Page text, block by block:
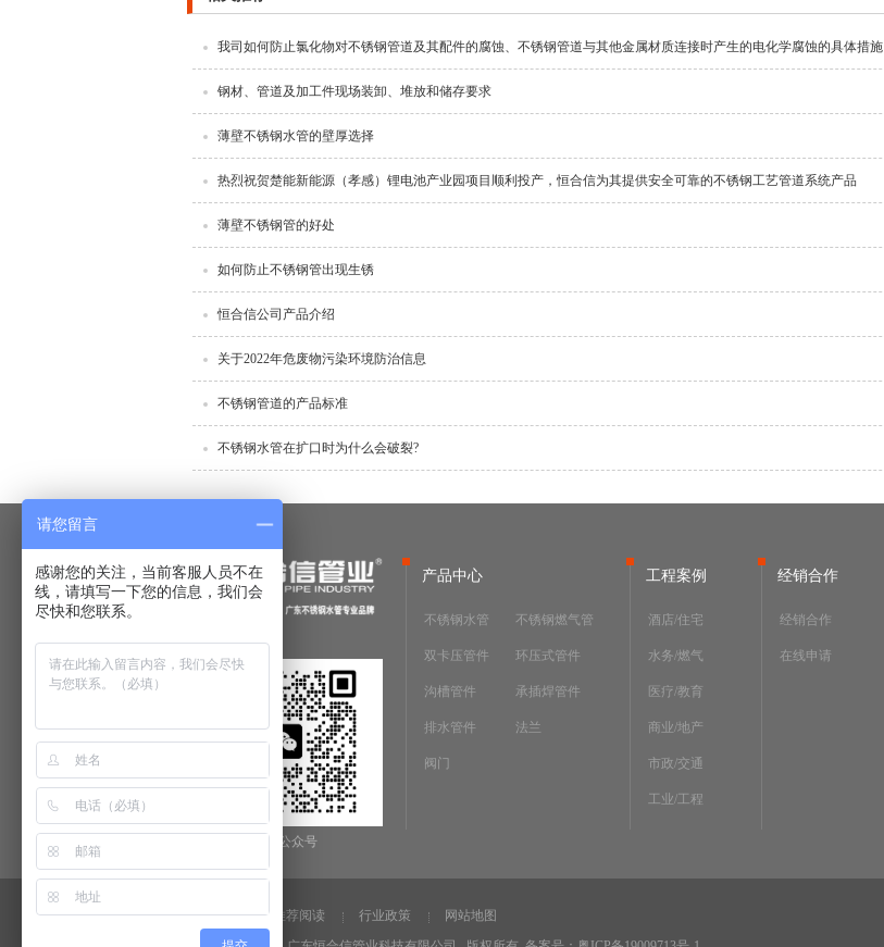
我司如何防止氯化物对不锈钢管道及其配件的腐蚀、不锈钢管道与其他金属材质连接时产生的电化学腐蚀的具体措施
钢材、管道及加工件现场装卸、堆放和储存要求
薄壁不锈钢水管的壁厚选择
热烈祝贺楚能新能源（孝感）锂电池产业园项目顺利投产，恒合信为其提供安全可靠的不锈钢工艺管道系统产品
薄壁不锈钢管的好处
如何防止不锈钢管出现生锈
恒合信公司产品介绍
关于2022年危废物污染环境防治信息
不锈钢管道的产品标准
不锈钢水管在扩口时为什么会破裂?
微信公众号
产品中心
不锈钢水管 不锈钢燃气管
双卡压管件 环压式管件
沟槽管件 承插焊管件
排水管件 法兰
阀门
工程案例
酒店/住宅
水务/燃气
医疗/教育
商业/地产
市政/交通
工业/工程
经销合作
经销合作
在线申请
法律声明 推荐阅读 行业政策
网站地图
请您留言
感谢您的关注，当前客服人员不在
线，请填写一下您的信息，我们会
尽快和您联系。